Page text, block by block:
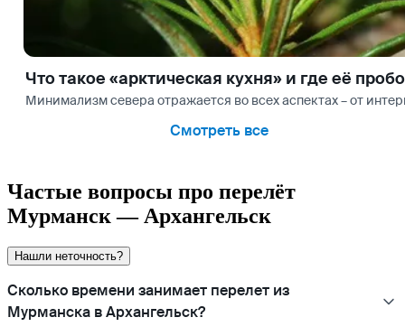
Что такое «арктическая кухня» и где её
Минимализм севера отражается во всех аспектах – от
Смотреть все
Частые вопросы про перелёт
Мурманск — Архангельск
Нашли неточность?
Сколько времени занимает перелет из
Мурманска в Архангельск?